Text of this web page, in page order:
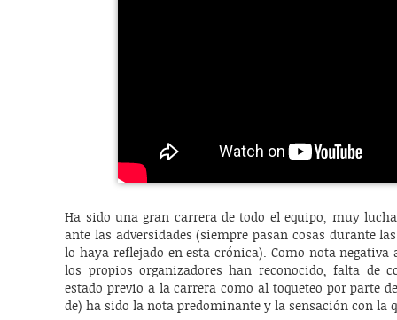
Ha sido una gran carrera de todo el equipo, muy
ante las adversidades (siempre pasan cosas durante
lo haya reflejado en esta crónica). Como nota negativa
los propios organizadores han reconocido, falta de
estado previo a la carrera como al toqueteo por parte
de) ha sido la nota predominante y la sensación con la